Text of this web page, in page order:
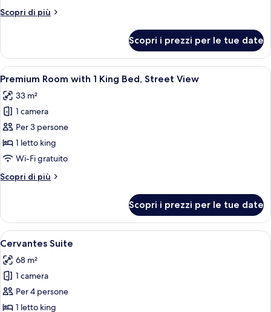
Scopri di più
Altri
Suite
Scopri i prezzi per le tue date
Apri
tutte
le
foto
per
Premium
Room
1
Street
View
Una camera da letto con un letto
12
Premium Room with 1 King Bed, Street View
33 m²
1 camera
Per 3 persone
1 letto king
Wi-Fi gratuito
Scopri di più
Altri
Room
with
1
Bed,
Street
Scopri i prezzi per le tue date
Apri
tutte
le
foto
per
Cervantes
Un soggiorno luminoso con zona
9
Cervantes Suite
68 m²
1 camera
Per 4 persone
1 letto king